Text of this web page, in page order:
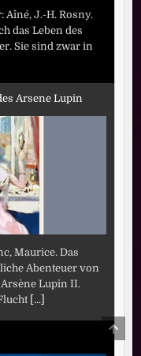
Aîné, J.-H. Rosny.
das Leben des
Sie sind zwar in
Arsene Lupin
Maurice. Das
Abenteuer von
Lupin II.
[...]
TO